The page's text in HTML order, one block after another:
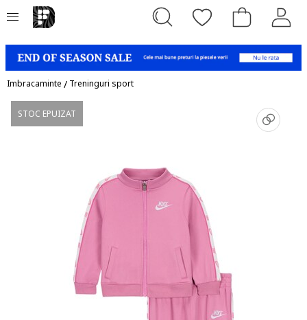
Imbracaminte / Treninguri sport
STOC EPUIZAT